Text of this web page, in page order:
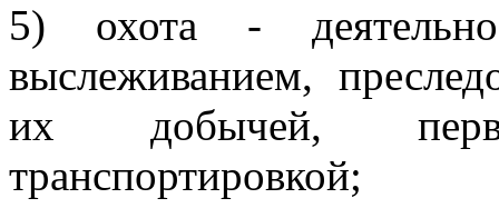
5) охота -
выслеживанием,
их добычей,
транспортировкой;